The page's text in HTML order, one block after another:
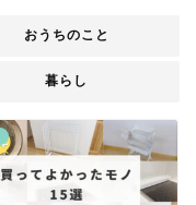
おうちのこと
暮らし